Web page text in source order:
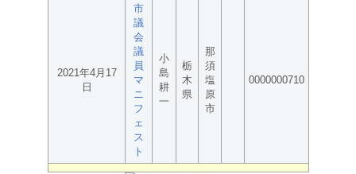
2021年4月17
日
市
議
会
議
員
マ
ニ
フ
ェ
ス
ト
小
島
耕
一
栃
木
県
那
須
塩
原
市
0000000710